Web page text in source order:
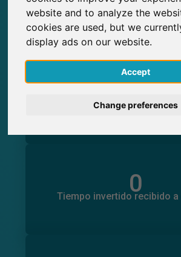
website and to analyze the
cookies are used, but we
display ads on our website.
Accept
Change preferences
Número total de estudios
SurveyCircle
0
0
Participantes obtenidos a
SurveyCircle
0
0
Tiempo invertido recibido a
0
Tiempo invertido en otros
Regístrate
Iniciar sesión
English
Deutsch
Italiano